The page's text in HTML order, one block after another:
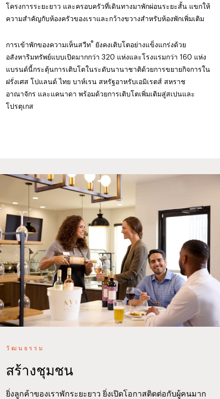
โครงการระยะยาว และครอบครัวที่เดินทางมาพักผ่อนระยะสั้น แขกให้
ความสำคัญกับห้องครัวของเราและกว้างขวางสำหรับห้องพักเพิ่มเติม
การเข้าพักของความเห็นสวีท® ยังคงเติบโตอย่างแข็งแกร่งด้วย
อสังหาริมทรัพย์แบบเปิดมากกว่า 320 แห่งและโรงแรมกว่า 160 แห่ง
แบรนด์นี้กระตุ้นการเติบโตในระดับนานาชาติด้วยการขยายกิจการใน
ฝรั่งเศส โปแลนด์ ไทย บาห์เรน สหรัฐอาหรับเอมิเรตส์ สหราช
อาณาจักร และแคนาดา พร้อมด้วยการเติบโตเพิ่มเติมสู่สเปนและ
โปรตุเกส
วัฒนธรรม
สร้างชุมชน
ยิ่งลูกค้าของเราพักระยะยาว ยิ่งเปิดโอกาสติดต่อกับผู้คนมาก